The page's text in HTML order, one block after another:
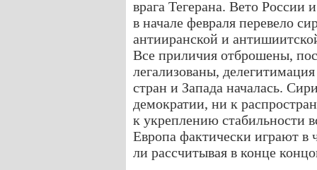
врага Тегерана. Вето
в начале февраля перевело
антииранской и
Все приличия отброшены,
легализованы,
стран и Запада началась.
демократии, ни к
к укреплению
Европа фактически играют в
ли рассчитывая в конце